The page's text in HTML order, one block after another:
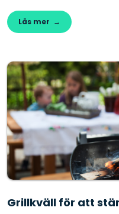
Läs mer →
Grillkväll för att